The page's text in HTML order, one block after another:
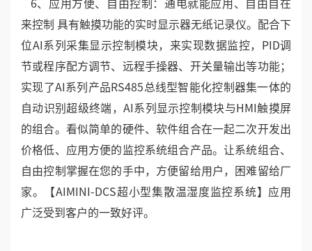
表达工艺流程。用生动形象的图形画面来描述现场生产
工艺流程，是整个工业现场的缩影。它不仅仅是一个图
画，有控制按钮与现场实时数据同时显示，从而使得操
作员具有十分直观的远程控制。
6、应用方便、自由控制：通电就能应用、自由自在
来控制 具有触摸功能的实时显示器无纸记录仪。配合下
位AI系列采集显示控制模块，来实现数据监控，PID调
节或程序配方调节、远程手操器、开关量输出等功能；
实现了AI系列产品RS485总线型智能化控制器集一体的
自动识别超级终端，AI系列显示控制模块与HMI触摸屏
的组合。看似简单的硬件、软件组合在一起二次开发出